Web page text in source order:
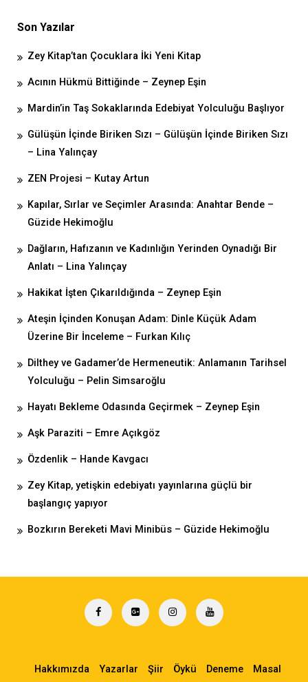
Son Yazılar
Zey Kitap’tan Çocuklara İki Yeni Kitap
Acının Hükmü Bittiğinde – Zeynep Eşin
Mardin’in Taş Sokaklarında Edebiyat Yolculuğu Başlıyor
Gülüşün İçinde Biriken Sızı – Gülüşün İçinde Biriken Sızı
– Lina Yalınçay
ZEN Projesi – Kutay Artun
Kapılar, Sırlar ve Seçimler Arasında: Anahtar Bende –
Güzide Hekimoğlu
Dağların, Hafızanın ve Kadınlığın Yerinden Oynadığı Bir
Anlatı – Lina Yalınçay
Hakikat İşten Çıkarıldığında – Zeynep Eşin
Ateşin İçinden Konuşan Adam: Dinle Küçük Adam
Üzerine Bir İnceleme – Furkan Kılıç
Dilthey ve Gadamer’de Hermeneutik: Anlamanın Tarihsel
Yolculuğu – Pelin Simsaroğlu
Hayatı Bekleme Odasında Geçirmek – Zeynep Eşin
Aşk Paraziti – Emre Açıkgöz
Özdenlik – Hande Kavgacı
Zey Kitap, yetişkin edebiyatı yayınlarına güçlü bir
başlangıç yapıyor
Bozkırın Bereketi Mavi Minibüs – Güzide Hekimoğlu
Hakkımızda Yazarlar Şiir Öykü Deneme
Masal